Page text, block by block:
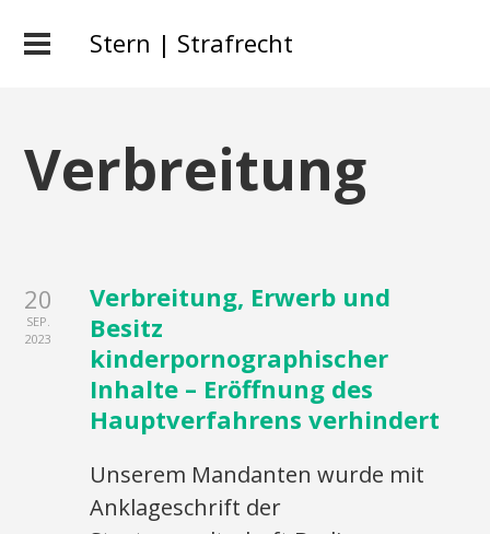
Stern | Strafrecht
Verbreitung
20
SEP.
2023
Verbreitung, Erwerb und
Besitz
kinderpornographischer
Inhalte – Eröffnung des
Hauptverfahrens verhindert
Unserem Mandanten wurde mit
Anklageschrift der